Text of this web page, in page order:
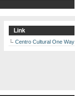
Link
Centro Cultural One Way